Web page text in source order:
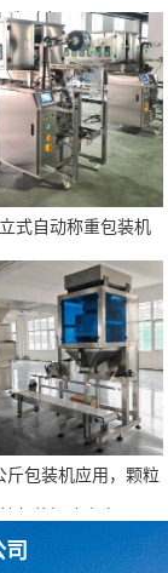
选型应用
式自动称重包装机
斤包装机应用，颗粒